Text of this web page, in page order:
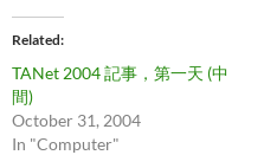
Related
TANet 2004 記事，第一天 (中
間)
October 31, 2004
In "Computer"